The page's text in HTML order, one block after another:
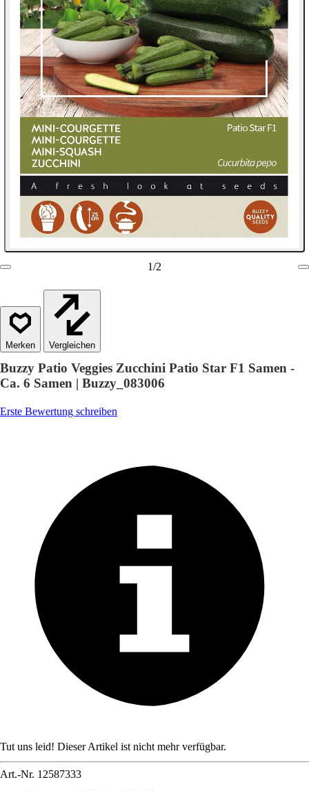
1/2
Vergleichen
Buzzy Patio Veggies Zucchini Patio Star F1 Samen -
Ca. 6 Samen | Buzzy_083006
Erste Bewertung schreiben
Tut uns leid! Dieser Artikel ist nicht mehr verfügbar.
Art.-Nr. 12587333